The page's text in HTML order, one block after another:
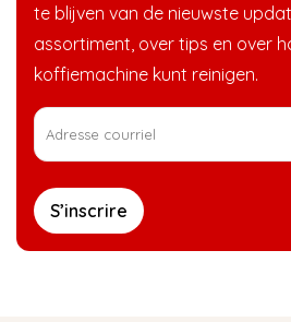
te blijven van de nieuwste
assortiment, over tips en over
koffiemachine kunt reinigen.
S’inscrire